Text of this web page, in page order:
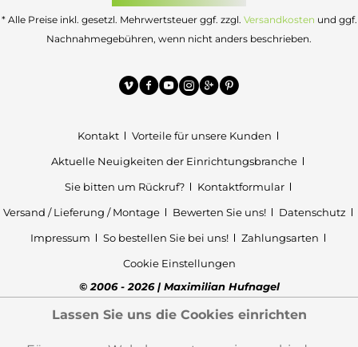
* Alle Preise inkl. gesetzl. Mehrwertsteuer ggf. zzgl. Versandkosten und ggf.
Nachnahmegebühren, wenn nicht anders beschrieben.
Kontakt
Vorteile für unsere Kunden
Aktuelle Neuigkeiten der Einrichtungsbranche
Sie bitten um Rückruf?
Kontaktformular
Versand / Lieferung / Montage
Bewerten Sie uns!
Datenschutz
Impressum
So bestellen Sie bei uns!
Zahlungsarten
Cookie Einstellungen
© 2006 - 2026 | Maximilian Hufnagel
Lassen Sie uns die Cookies einrichten